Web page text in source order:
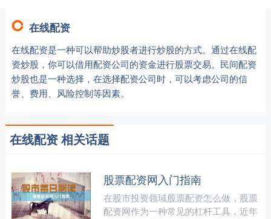
在线配资
在线配资是一种可以帮助炒股者进行炒股的方式。通过在线配
资炒股，你可以借用配资公司的资金进行股票交易。民间配资
炒股也是一种选择，在选择配资公司时，可以考虑公司的信
誉、费用、风险控制等因素。
在线配资 相关话题
股票配资网入门指南
在股市投资领域股票配资怎么做，股票
配资网作为一种常见的杠杆工具，近年